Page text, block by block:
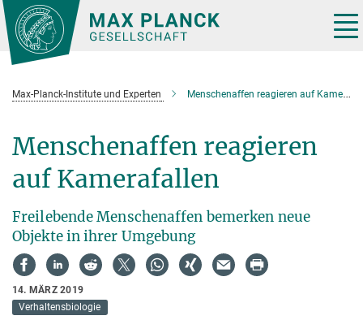
Hauptinhalt
Max-Planck-Institute und Experten Menschenaffen reagieren auf Kamerafallen
Menschenaffen reagieren
auf Kamerafallen
Freilebende Menschenaffen bemerken neue
Objekte in ihrer Umgebung
14. MÄRZ 2019
Verhaltensbiologie